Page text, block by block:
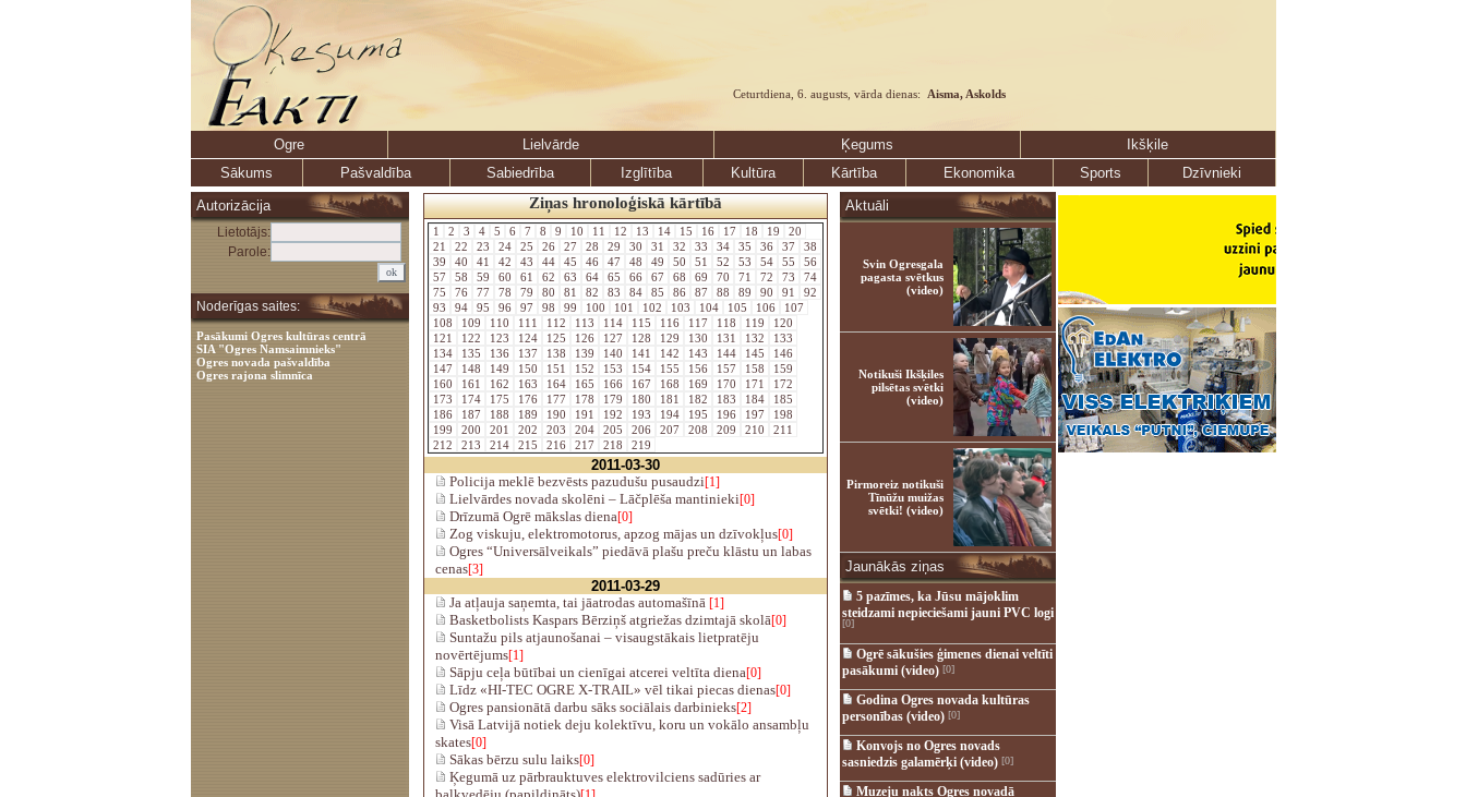
Ceturtdiena, 6. augusts, vārda dienas: Aisma, Askolds
Ogre Lielvārde Ķegums
Ikšķile
Sākums
Pašvaldība Sabiedrība Izglītība Kultūra Kārtība Ekonomika Sports
Dzīvnieki
Autorizācija
Lietotājs:
Parole:
Noderīgas saites:
Pasākumi Ogres kultūras centrā
SIA "Ogres Namsaimnieks"
Ogres novada pašvaldība
Ogres rajona slimnīca
Ziņas hronoloģiskā kārtībā
1 2 3 4 5 6 7 8 9 10 11 12 13 14 15 16 17 18 19
20
21
22 23 24 25 26 27 28 29 30 31 32 33 34 35 36 37
38
39
40 41 42 43 44 45 46 47 48 49 50 51 52 53 54 55
56
57
58 59 60 61 62 63 64 65 66 67 68 69 70 71 72 73
74
75
76 77 78 79 80 81 82 83 84 85 86 87 88 89 90 91
92
93
94 95 96 97 98 99 100 101 102 103 104 105 106
107
108
109 110 111 112 113 114 115 116 117 118 119
120
121
122 123 124 125 126 127 128 129 130 131 132
133
134
135 136 137 138 139 140 141 142 143 144 145
146
147
148 149 150 151 152 153 154 155 156 157 158
159
160
161 162 163 164 165 166 167 168 169 170 171
172
173
174 175 176 177 178 179 180 181 182 183 184
185
186
187 188 189 190 191 192 193 194 195 196 197
198
199
200 201 202 203 204 205 206 207 208 209 210
211
212
213 214 215 216 217 218 219
2011-03-30
Policija meklē bezvēsts pazudušu pusaudzi[1]
Lielvārdes novada skolēni – Lāčplēša mantinieki[0]
Drīzumā Ogrē mākslas diena[0]
Zog viskuju, elektromotorus, apzog mājas un dzīvokļus[0]
Ogres “Universālveikals” piedāvā plašu preču klāstu un labas
cenas[3]
2011-03-29
Ja atļauja saņemta, tai jāatrodas automašīnā [1]
Basketbolists Kaspars Bērziņš atgriežas dzimtajā skolā[0]
Suntažu pils atjaunošanai – visaugstākais lietpratēju
novērtējums[1]
Sāpju ceļa būtībai un cienīgai atcerei veltīta diena[0]
Līdz «HI-TEC OGRE X-TRAIL» vēl tikai piecas dienas[0]
Ogres pansionātā darbu sāks sociālais darbinieks[2]
Visā Latvijā notiek deju kolektīvu, koru un vokālo ansambļu
skates[0]
Sākas bērzu sulu laiks[0]
Ķegumā uz pārbrauktuves elektrovilciens sadūries ar
Aktuāli
Svin Ogresgala
pagasta svētkus
(video)
Notikuši Ikšķiles
pilsētas svētki
(video)
Pirmoreiz notikuši
Tīnūžu muižas
svētki! (video)
Jaunākās ziņas
5 pazīmes, ka Jūsu mājoklim
steidzami nepieciešami jauni PVC logi
[0]
Ogrē sākušies ģimenes dienai veltīti
pasākumi (video)[0]
Godina Ogres novada kultūras
personības (video)[0]
Konvojs no Ogres novads
sasniedzis galamērķi (video)[0]
Muzeju nakts Ogres novadā